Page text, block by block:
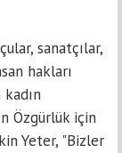
sanatçılar,
hakları
Özgürlük için
Yeter, "Bizler